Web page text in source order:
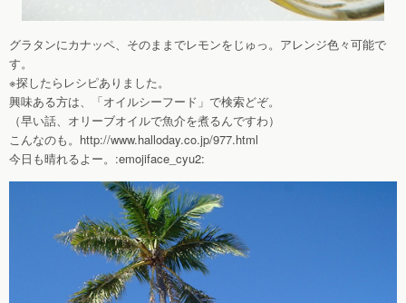
グラタンにカナッペ、そのままでレモンをじゅっ。アレンジ色々可能で
す。
※探したらレシピありました。
興味ある方は、「オイルシーフード」で検索どぞ。
（早い話、オリーブオイルで魚介を煮るんですわ）
こんなのも。http://www.halloday.co.jp/977.html
今日も晴れるよー。:emojiface_cyu2: